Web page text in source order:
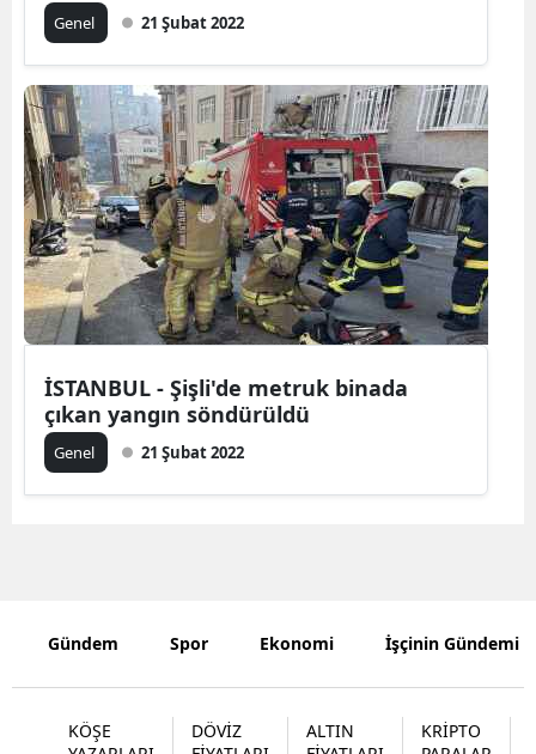
Tunceli
Şanlıurfa
Uşak
Van
Yozgat
Zonguldak
Bartın
Genel 21 Şubat 2022
İSTANBUL - Şişli'de metruk binada
çıkan yangın söndürüldü
Genel 21 Şubat 2022
Gündem Spor Ekonomi İşçinin Gündemi
KÖŞE
DÖVİZ
ALTIN
KRİPTO